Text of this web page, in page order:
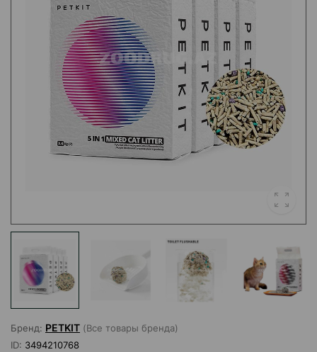
Бренд: PETKIT (Все товары бренда)
ID: 3494210768